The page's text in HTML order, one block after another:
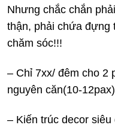
Nhưng chắc chắn
thận, phải chứa đựng
chăm sóc!!!
– Chỉ 7xx/ đêm cho 2
nguyên căn(10-
– Kiến trúc decor